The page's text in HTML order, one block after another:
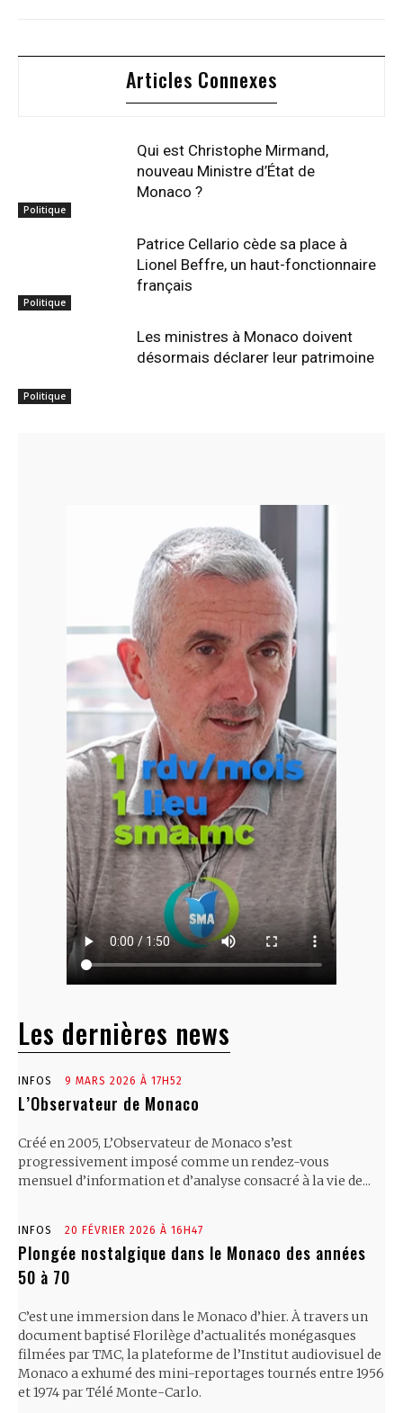
Articles Connexes
Politique
Qui est Christophe Mirmand,
nouveau Ministre d’État de
Monaco ?
Politique
Patrice Cellario cède sa place à
Lionel Beffre, un haut-fonctionnaire
français
Politique
Les ministres à Monaco doivent
désormais déclarer leur patrimoine
Les dernières news
INFOS 9 MARS 2026 À 17H52
L’Observateur de Monaco
Créé en 2005, L’Observateur de Monaco s’est
progressivement imposé comme un rendez-vous
mensuel d’information et d’analyse consacré à la vie de...
INFOS 20 FÉVRIER 2026 À 16H47
Plongée nostalgique dans le Monaco des années
50 à 70
C’est une immersion dans le Monaco d’hier. À travers un
document baptisé Florilège d’actualités monégasques
filmées par TMC, la plateforme de l’Institut audiovisuel de
Monaco a exhumé des mini-reportages tournés entre 1956
et 1974 par Télé Monte-Carlo.